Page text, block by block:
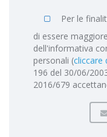
Per le
di essere
dell'informativa
personali (cliccare
196 del 30/06/
2016/679